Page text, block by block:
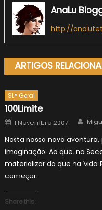
AnaLu
http://
ARTIGOS
SL® Geral
100Limite
Posted
on
1 Novembro 2007
Nesta nossa nova
imaginação. Ao que, na
materializar do que na Vida
começar.
Share this: